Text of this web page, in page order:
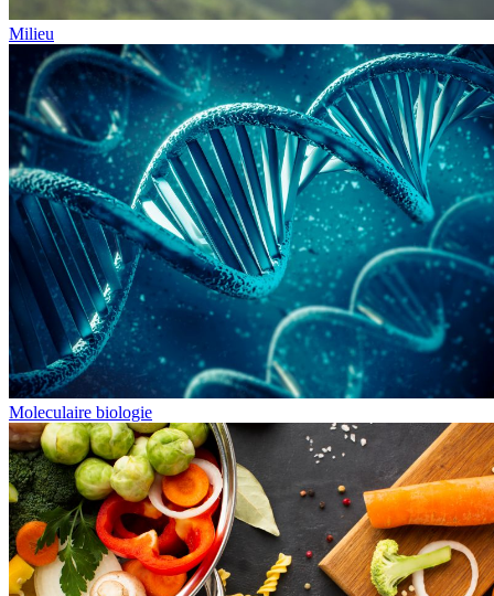
Milieu
Moleculaire biologie